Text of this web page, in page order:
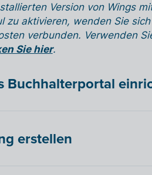
Version von Wings
zu aktivieren, wenden Sie
verbunden. Verwenden
Sie hier.
Buchhalterportal
erstellen